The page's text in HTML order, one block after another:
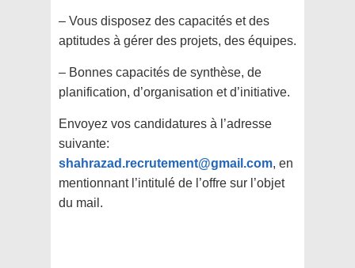
– Vous disposez des capacités et des
aptitudes à gérer des projets, des équipes.
– Bonnes capacités de synthèse, de
planification, d’organisation et d’initiative.
Envoyez vos candidatures à l’adresse
suivante:
shahrazad.recrutement@gmail.com, en
mentionnant l’intitulé de l’offre sur l’objet
du mail.